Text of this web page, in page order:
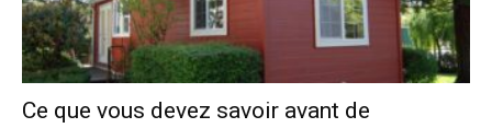
Ce que vous devez savoir avant de